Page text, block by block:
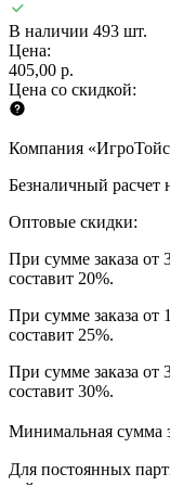
В наличии 493 шт.
Цена:
405,00 р.
Цена со скидкой:
Компания
Безналичный расчет
Оптовые скидки:
При сумме заказа от
составит 20%.
При сумме заказа от
составит 25%.
При сумме заказа от
составит 30%.
Минимальная сумма
Для постоянных